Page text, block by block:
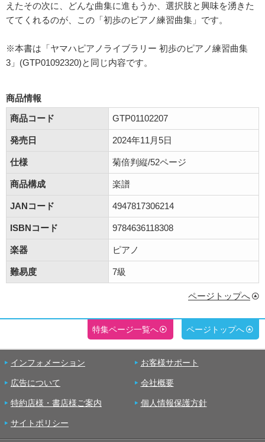
えたその次に、どんな曲集に進もうか、選択肢と興味を湧きた
ててくれるのが、この「初歩のピアノ練習曲集」です。
※本書は「ヤマハピアノライブラリー 初歩のピアノ練習曲集
3」(GTP01092320)と同じ内容です。
商品情報
商品コード
GTP01102207
発売日 2024年11月5日
仕様 菊倍判縦/52ページ
商品構成 楽譜
JANコード 4947817306214
ISBNコード 9784636118308
楽器 ピアノ
難易度 7級
ページトップへ
特集ページ一覧へ ページトップへ
インフォメーション お客様サポート
広告について 会社概要
特約店様・書店様ご案内 個人情報保護方針
サイトポリシー